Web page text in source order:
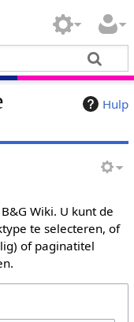
Hulp
Wiki. U kunt de
te selecteren, of
of paginatitel